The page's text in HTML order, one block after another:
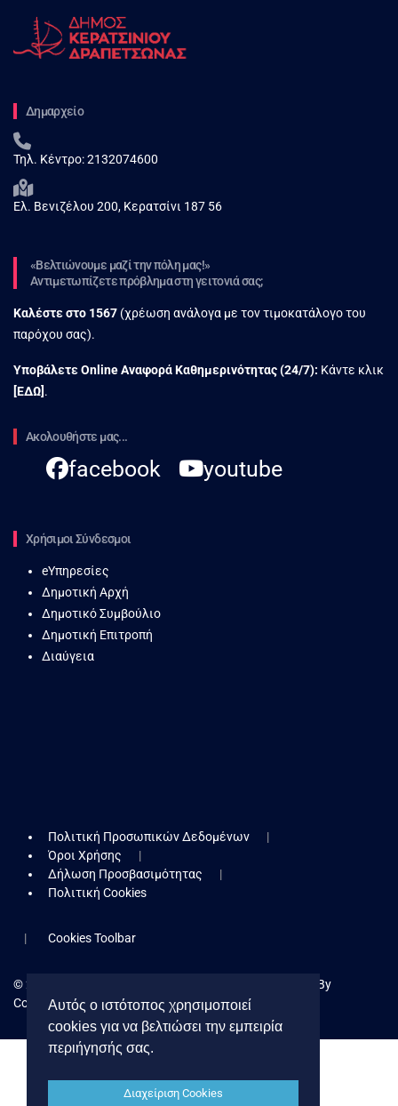
Δημαρχείο
Τηλ. Κέντρο:2132074600
Ελ. Βενιζέλου 200, Κερατσίνι 187 56
«Βελτιώνουμε μαζί την πόλη μας!»
Αντιμετωπίζετε πρόβλημα στη γειτονιά σας;
Καλέστε στο 1567 (χρέωση ανάλογα με τον τιμοκατάλογο του
παρόχου σας).
Υποβάλετε Online Αναφορά Kαθημερινότητας (24/7): Κάντε κλικ
[ΕΔΩ] .
Ακολουθήστε μας...
facebook youtube
Χρήσιμοι Σύνδεσμοι
eΥπηρεσίες
Δημοτική Αρχή
Δημοτικό Συμβούλιο
Δημοτική Επιτροπή
Διαύγεια
Πολιτική Προσωπικών Δεδομένων
Όροι Χρήσης
Δήλωση Προσβασιμότητας
Πολιτική Cookies
Cookies Toolbar
© 2026 Δήμος Κερατσινίου - Δραπετσώνας. Powered By
Collectives S.A.
Αυτός ο ιστότοπος χρησιμοποιεί
cookies για να βελτιώσει την εμπειρία
περιήγησής σας.
Διαχείριση Cookies